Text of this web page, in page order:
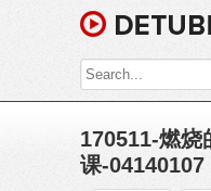
170511-燃烧
课-04140107